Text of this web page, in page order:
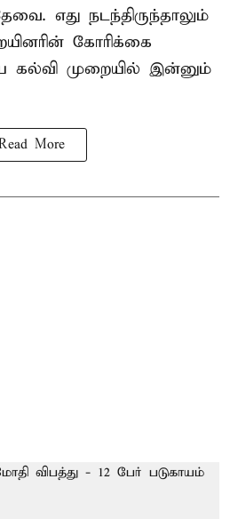
எது நடந்திருந்தாலும்
கோரிக்கை
கல்வி முறையில் இன்னும்
More